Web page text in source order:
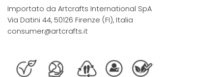
Importato da Artcrafts International SpA
Via Datini 44, 50126 Firenze (FI), Italia
consumer@artcrafts.it